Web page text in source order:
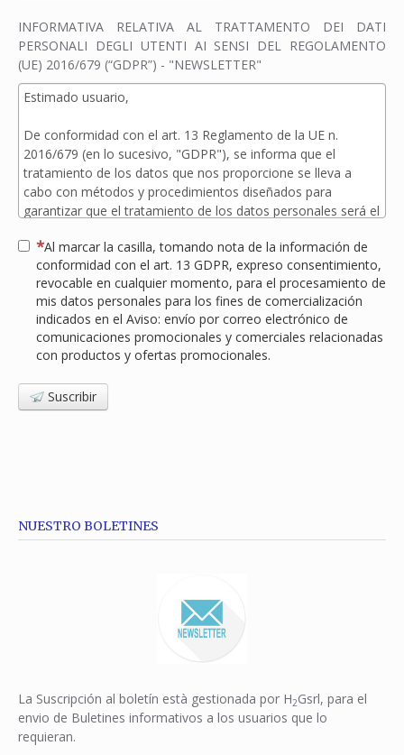
INFORMATIVA RELATIVA AL TRATTAMENTO DEI DATI
PERSONALI DEGLI UTENTI AI SENSI DEL REGOLAMENTO
(UE) 2016/679 (“GDPR”) - "NEWSLETTER"
Al marcar la casilla, tomando nota de la información de
conformidad con el art. 13 GDPR, expreso consentimiento,
revocable en cualquier momento, para el procesamiento de
mis datos personales para los fines de comercialización
indicados en el Aviso: envío por correo electrónico de
comunicaciones promocionales y comerciales relacionadas
con productos y ofertas promocionales.
Suscribir
NUESTRO BOLETINES
La Suscripción al boletín està gestionada por H2Gsrl, para el
envio de Buletines informativos a los usuarios que lo
requieran.